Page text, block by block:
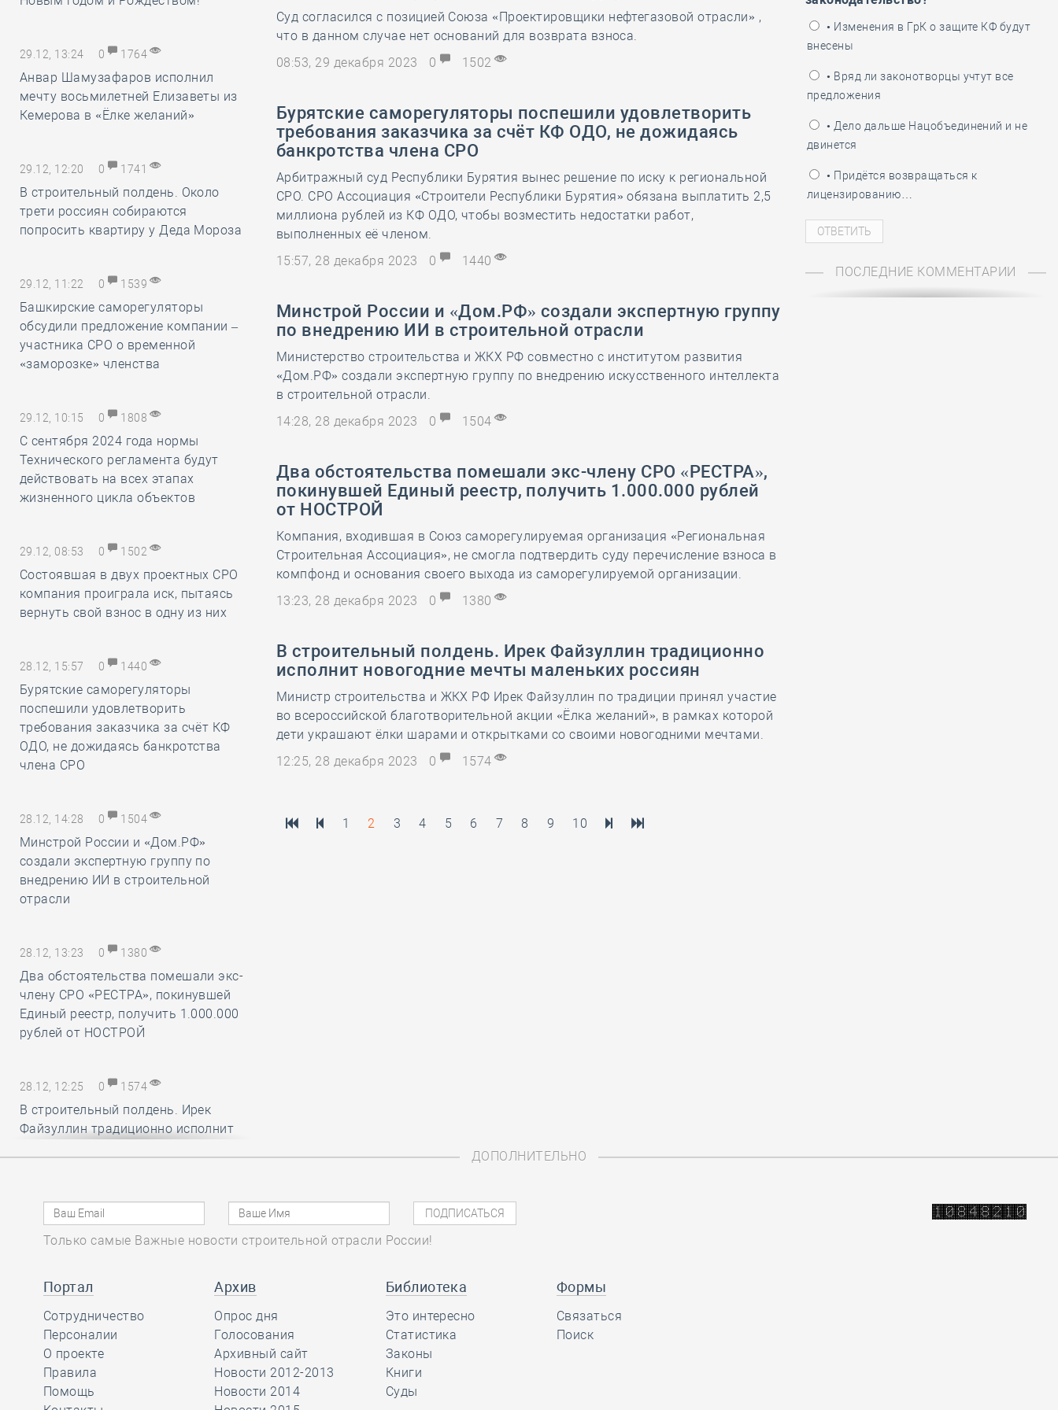
28 мая- День пограничника
29.12, 13:24 0 1764
Анвар Шамузафаров исполнил
мечту восьмилетней Елизаветы из
Кемерова в «Ёлке желаний»
29.12, 12:20 0 1741
В строительный полдень. Около
трети россиян собираются
попросить квартиру у Деда Мороза
29.12, 11:22 0 1539
Башкирские саморегуляторы
обсудили предложение компании –
участника СРО о временной
«заморозке» членства
29.12, 10:15 0 1808
С сентября 2024 года нормы
Технического регламента будут
действовать на всех этапах
жизненного цикла объектов
29.12, 08:53 0 1502
Состоявшая в двух проектных СРО
компания проиграла иск, пытаясь
вернуть свой взнос в одну из них
28.12, 15:57 0 1440
Бурятские саморегуляторы
поспешили удовлетворить
требования заказчика за счёт КФ
ОДО, не дожидаясь банкротства
члена СРО
28.12, 14:28 0 1504
Минстрой России и «Дом.РФ»
создали экспертную группу по
внедрению ИИ в строительной
отрасли
28.12, 13:23 0 1380
Два обстоятельства помешали экс-
члену СРО «РЕСТРА», покинувшей
Единый реестр, получить 1.000.000
рублей от НОСТРОЙ
28.12, 12:25 0 1574
В строительный полдень. Ирек
Файзуллин традиционно исполнит
28.12, 11:24 0
Минстрой и Главгосэкпертиза
вопросам применения механизма
компенсации удорожания цен на
строительные ресурсы
28.12, 10:16
СРО АСОНО избежала
Суд согласился с позицией Союза «Проектировщики нефтегазовой отрасли» ,
что в данном случае нет оснований для возврата взноса.
08:53, 29 декабря 2023
0 1502
Бурятские саморегуляторы поспешили удовлетворить
требования заказчика за счёт КФ ОДО, не дожидаясь
банкротства члена СРО
Арбитражный суд Республики Бурятия вынес решение по иску к региональной
СРО. СРО Ассоциация «Строители Республики Бурятия» обязана выплатить 2,5
миллиона рублей из КФ ОДО, чтобы возместить недостатки работ,
выполненных её членом.
15:57, 28 декабря 2023
0 1440
Минстрой России и «Дом.РФ» создали экспертную группу
по внедрению ИИ в строительной отрасли
Министерство строительства и ЖКХ РФ совместно с институтом развития
«Дом.РФ» создали экспертную группу по внедрению искусственного интеллекта
в строительной отрасли.
14:28, 28 декабря 2023
0 1504
Два обстоятельства помешали экс-члену СРО «РЕСТРА»,
покинувшей Единый реестр, получить 1.000.000 рублей
от НОСТРОЙ
Компания, входившая в Союз саморегулируемая организация «Региональная
Строительная Ассоциация», не смогла подтвердить суду перечисление взноса в
компфонд и основания своего выхода из саморегулируемой организации.
13:23, 28 декабря 2023
0 1380
В строительный полдень. Ирек Файзуллин традиционно
исполнит новогодние мечты маленьких россиян
Министр строительства и ЖКХ РФ Ирек Файзуллин по традиции принял участие
во всероссийской благотворительной акции «Ёлка желаний», в рамках которой
дети украшают ёлки шарами и открытками со своими новогодними мечтами.
12:25, 28 декабря 2023
0 1574
1 2 3 4 5 6 7 8 9 10
• Изменения в ГрК о защите КФ будут
внесены
• Вряд ли законотворцы учтут все
предложения
• Дело дальше Нацобъединений и не
двинется
• Придётся возвращаться к
лицензированию…
ПОСЛЕДНИЕ КОММЕНТАРИИ
ДОПОЛНИТЕЛЬНО
Только самые Важные новости строительной отрасли России!
Портал
Сотрудничество
Персоналии
О проекте
Правила
Помощь
Архив
Опрос дня
Голосования
Архивный сайт
Новости 2012-2013
Новости 2014
Библиотека
Это интересно
Статистика
Законы
Книги
Суды
Формы
Связаться
Поиск